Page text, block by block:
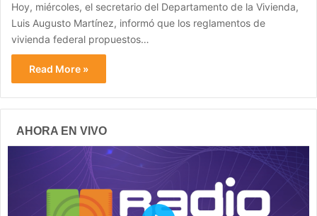
Hoy, miércoles, el secretario del Departamento de la Vivienda,
Luis Augusto Martínez, informó que los reglamentos de
vivienda federal propuestos…
Read More »
AHORA EN VIVO